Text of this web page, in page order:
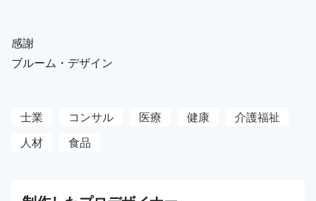
感謝
ブルーム・デザイン
士業 コンサル 医療 健康
介護福祉
人材
食品